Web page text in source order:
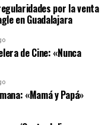
por la venta
en Guadalajara
de Cine: «Nunca
«Mamá y Papá»